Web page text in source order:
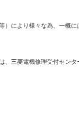
）により様々な為、一概
三菱電機修理受付セン